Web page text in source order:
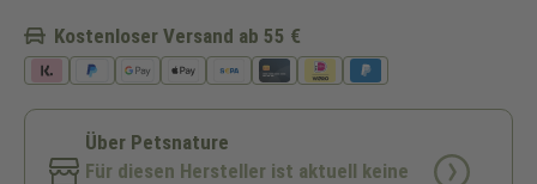
Kostenloser Versand ab 55 €
Über Petsnature
Für diesen Hersteller ist aktuell keine